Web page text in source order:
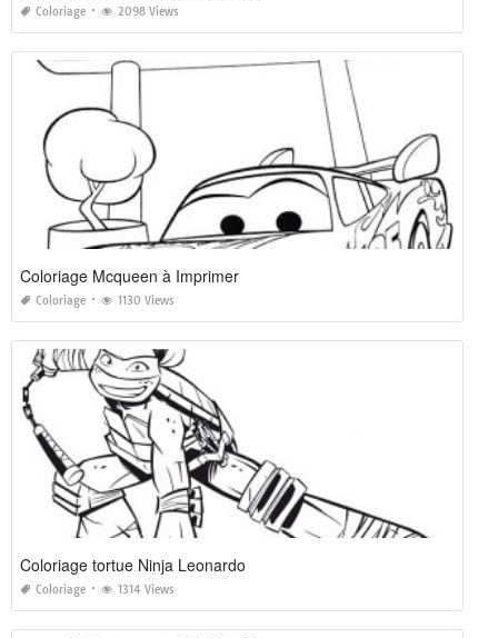
Coloriage 2098 Views
Coloriage Mcqueen à Imprimer
Coloriage 1130 Views
Coloriage tortue Ninja Leonardo
Coloriage 1314 Views